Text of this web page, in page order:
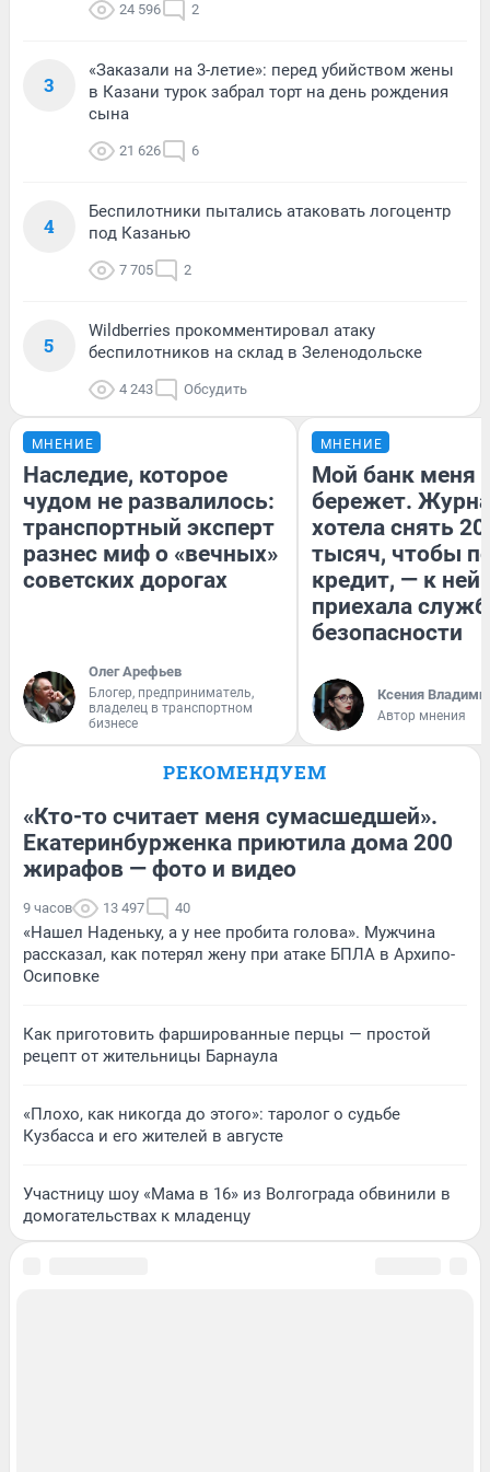
24 596 2
3
«Заказали на 3-летие»: перед убийством жены
в Казани турок забрал торт на день рождения
сына
21 626 6
4
Беспилотники пытались атаковать логоцентр
под Казанью
7 705 2
5
Wildberries прокомментировал атаку
беспилотников на склад в Зеленодольске
4 243 Обсудить
МНЕНИЕ
Наследие, которое
чудом не развалилось:
транспортный эксперт
разнес миф о «вечных»
советских дорогах
Олег Арефьев
Блогер, предприниматель,
владелец в транспортном
бизнесе
МНЕНИЕ
Мой банк меня
бережет.
хотела снять
тысяч, чтобы
кредит, — к
приехала
безопасности
Ксения
Автор мнения
РЕКОМЕНДУЕМ
«Кто-то считает меня сумасшедшей».
Екатеринбурженка приютила дома 200
жирафов — фото и видео
9 часов 13 497 40
«Нашел Наденьку, а у нее пробита голова». Мужчина
рассказал, как потерял жену при атаке БПЛА в Архипо-
Осиповке
Как приготовить фаршированные перцы — простой
рецепт от жительницы Барнаула
«Плохо, как никогда до этого»: таролог о судьбе
Кузбасса и его жителей в августе
Участницу шоу «Мама в 16» из Волгограда обвинили в
домогательствах к младенцу